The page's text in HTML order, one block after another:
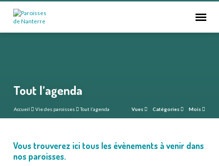
Tout l’agenda
Accueil Vie des paroisses Tout l’agenda Vues Catégories Mois
Tout
Vous trouverez ici tous les évènements à venir dans
nos paroisses.